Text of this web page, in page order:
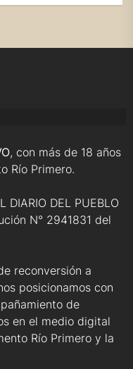
, con más de 18 años
Río Primero.
DEL PUEBLO
N° 2941831 del
reconversión a
posicionamos con
de
en el medio digital
Río Primero y la